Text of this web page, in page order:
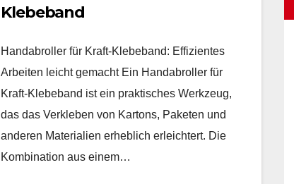
Klebeband
Handabroller für Kraft-Klebeband: Effizientes
Arbeiten leicht gemacht Ein Handabroller für
Kraft-Klebeband ist ein praktisches Werkzeug,
das das Verkleben von Kartons, Paketen und
anderen Materialien erheblich erleichtert. Die
Kombination aus einem…